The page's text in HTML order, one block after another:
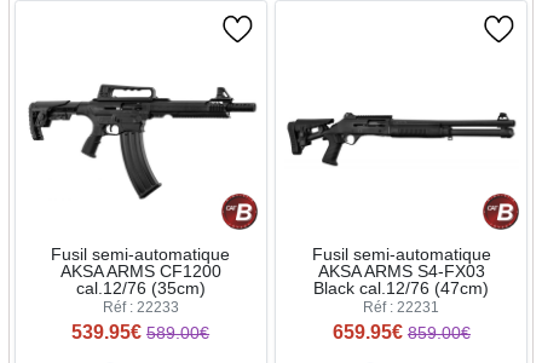
Fusil semi-automatique
AKSA ARMS CF1200
cal.12/76 (35cm)
Réf : 22233
539.95€ 589.00€
Fusil semi-automatique
AKSA ARMS S4-FX03
Black cal.12/76 (47cm)
Réf : 22231
659.95€ 859.00€